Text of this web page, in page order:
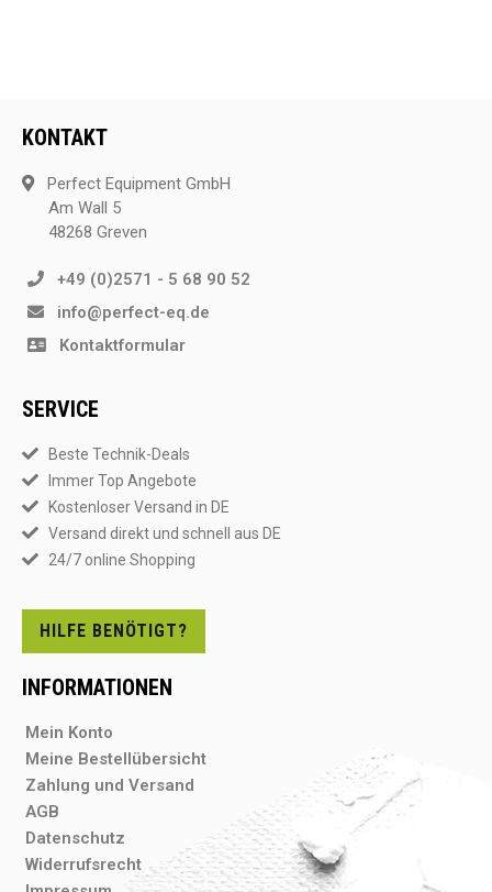
KONTAKT
Perfect Equipment GmbH
Am Wall 5
48268 Greven
+49 (0)2571 - 5 68 90 52
info@perfect-eq.de
Kontaktformular
SERVICE
Beste Technik-Deals
Immer Top Angebote
Kostenloser Versand in DE
Versand direkt und schnell aus DE
24/7 online Shopping
HILFE BENÖTIGT?
INFORMATIONEN
Mein Konto
Meine Bestellübersicht
Zahlung und Versand
AGB
Datenschutz
Widerrufsrecht